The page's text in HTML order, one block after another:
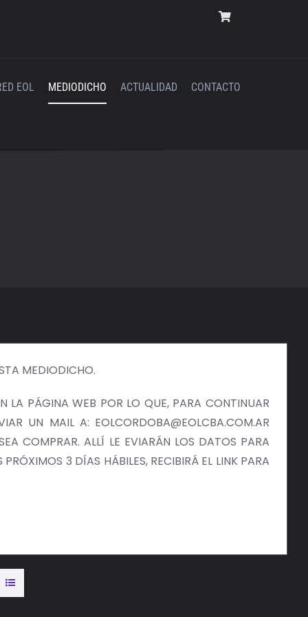
EOL MEDIODICHO ACTUALIDAD CONTACTO
MEDIODICHO.
LA PÁGINA WEB POR LO QUE, PARA CONTINUAR
UN MAIL A: EOLCORDOBA@EOLCBA.COM.AR
COMPRAR. ALLÍ LE EVIARÁN LOS DATOS PARA
3 DÍAS HÁBILES, RECIBIRÁ EL LINK PARA